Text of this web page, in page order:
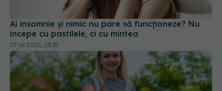
începe cu pastilele, ci cu mintea
07 iul 2026, 23:35